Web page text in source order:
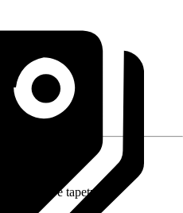
na vliesové tapety